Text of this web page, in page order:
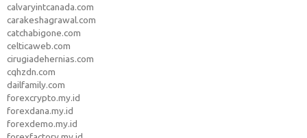
calvaryintcanada.com
carakeshagrawal.com
catchabigone.com
celticaweb.com
cirugiadehernias.com
cqhzdn.com
dailfamily.com
forexcrypto.my.id
forexdana.my.id
forexdemo.my.id